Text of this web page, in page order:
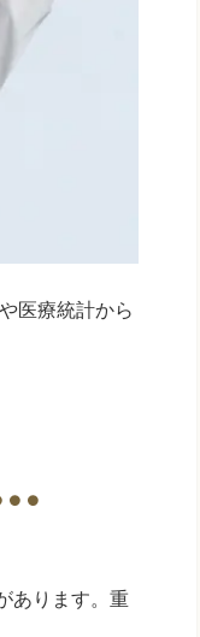
医療統計から
あります。重